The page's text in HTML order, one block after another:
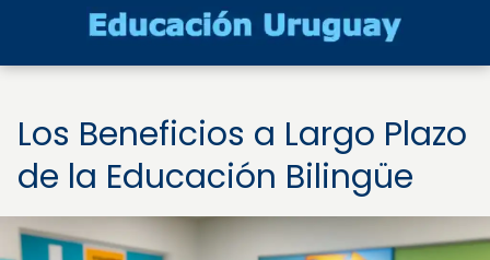
Los Beneficios a Largo Plazo
de la Educación Bilingüe